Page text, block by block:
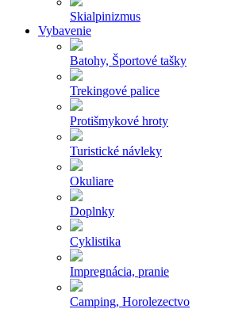
Skialpinizmus
Vybavenie
Batohy, Športové tašky
Trekingové palice
Protišmykové hroty
Turistické návleky
Okuliare
Doplnky
Cyklistika
Impregnácia, pranie
Camping, Horolezectvo